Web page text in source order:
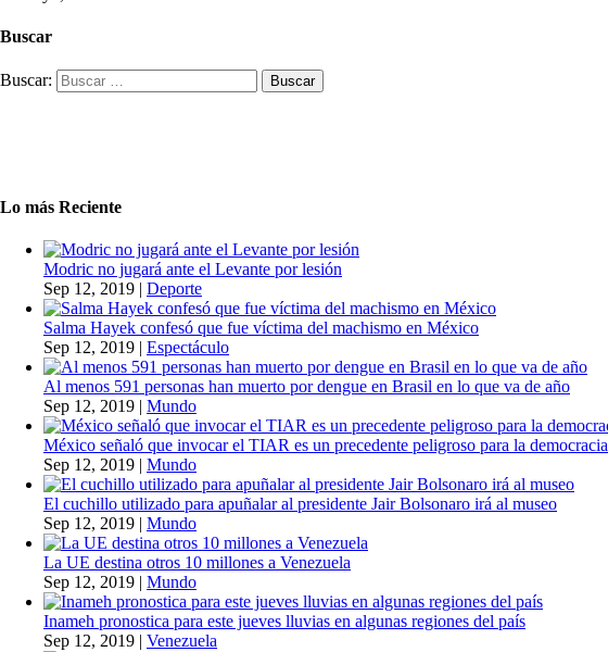
Buscar
Buscar:
Lo más Reciente
Modric no jugará ante el Levante por lesión
Sep 12, 2019 | Deporte
Salma Hayek confesó que fue víctima del machismo en México
Sep 12, 2019 | Espectáculo
Al menos 591 personas han muerto por dengue en Brasil en lo que va de año
Sep 12, 2019 | Mundo
México señaló que invocar el TIAR es un precedente peligroso para la democracia
Sep 12, 2019 | Mundo
El cuchillo utilizado para apuñalar al presidente Jair Bolsonaro irá al museo
Sep 12, 2019 | Mundo
La UE destina otros 10 millones a Venezuela
Sep 12, 2019 | Mundo
Inameh pronostica para este jueves lluvias en algunas regiones del país
Sep 12, 2019 | Venezuela